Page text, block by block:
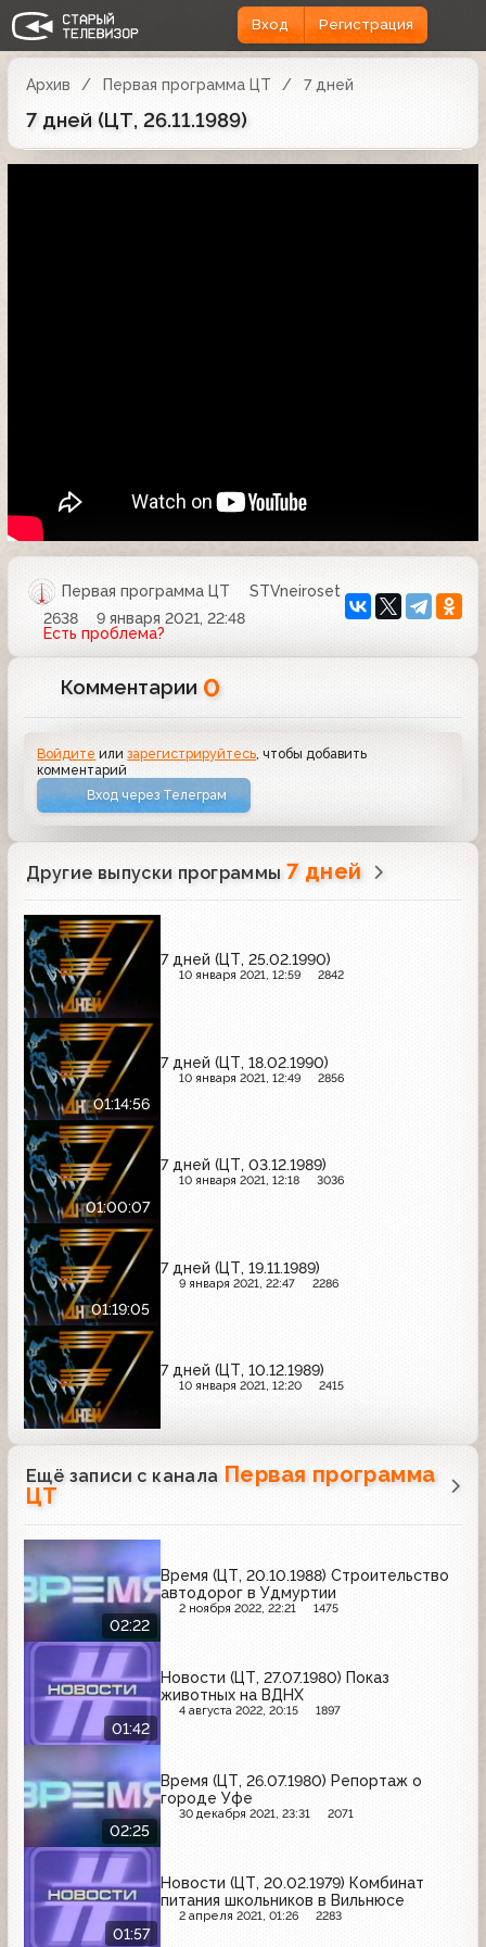
Вход Регистрация
Архив Первая программа ЦТ 7 дней
7 дней (ЦТ, 26.11.1989)
Первая программа ЦТ
STVneiroset
2638
9 января 2021, 22:48
Есть проблема?
Комментарии 0
Войдите илизарегистрируйтесь , чтобы добавить
комментарий
Вход через Телеграм
Другие выпуски программы 7 дней
7 дней (ЦТ, 25.02.1990)
10 января 2021, 12:59 2842
01:14:56
7 дней (ЦТ, 18.02.1990)
10 января 2021, 12:49 2856
01:00:07
7 дней (ЦТ, 03.12.1989)
10 января 2021, 12:18 3036
01:19:05
7 дней (ЦТ, 19.11.1989)
9 января 2021, 22:47 2286
7 дней (ЦТ, 10.12.1989)
10 января 2021, 12:20 2415
Ещё записи с канала Первая программа
ЦТ
02:22
Время (ЦТ, 20.10.1988) Строительство
автодорог в Удмуртии
2 ноября 2022, 22:21 1475
01:42
Новости (ЦТ, 27.07.1980) Показ
животных на ВДНХ
4 августа 2022, 20:15 1897
02:25
Время (ЦТ, 26.07.1980) Репортаж о
городе Уфе
30 декабря 2021, 23:31 2071
01:57
Новости (ЦТ, 20.02.1979) Комбинат
питания школьников в Вильнюсе
2 апреля 2021, 01:26 2283